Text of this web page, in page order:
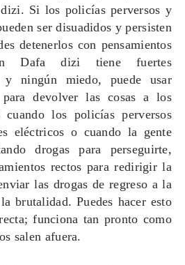
Si los policías perversos y
ser disuadidos y persisten
detenerlos con pensamientos
Dafa dizi tiene fuertes
y ningún miedo, puede usar
para devolver las cosas a los
cuando los policías perversos
eléctricos o cuando la gente
drogas para perseguirte,
rectos para redirigir la
las drogas de regreso a la
brutalidad. Puedes hacer esto
funciona tan pronto como
salen afuera.